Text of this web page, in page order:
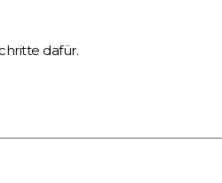
dafür.